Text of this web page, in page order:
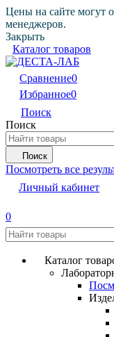
Цены на сайте могут
менеджеров.
Закрыть
Каталог товаров
Сравнение0
Избранное0
Поиск
Поиск
Поиск
Посмотреть все
Личный кабинет
0
Каталог